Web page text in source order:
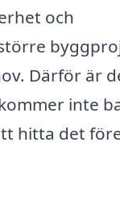
och
Därför är
inte
hitta det